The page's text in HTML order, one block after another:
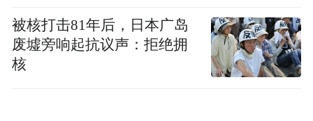
被核打击81年后，日本广岛
废墟旁响起抗议声：拒绝拥
核